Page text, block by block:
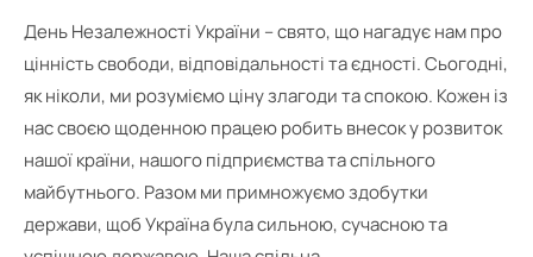
День Незалежності України – свято, що нагадує нам про
цінність свободи, відповідальності та єдності. Сьогодні,
як ніколи, ми розуміємо ціну злагоди та спокою. Кожен із
нас своєю щоденною працею робить внесок у розвиток
нашої країни, нашого підприємства та спільного
майбутнього. Разом ми примножуємо здобутки
держави, щоб Україна була сильною, сучасною та